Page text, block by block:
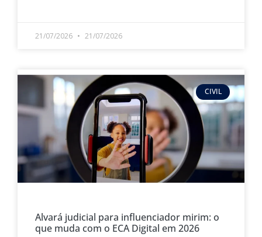
21/07/2026 21/07/2026
CIVIL
Alvará judicial para influenciador mirim: o
que muda com o ECA Digital em 2026